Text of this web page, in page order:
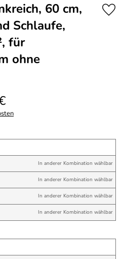
60 cm,
Schlaufe,
für
ohne
In anderer Kombination wählbar
In anderer Kombination wählbar
In anderer Kombination wählbar
In anderer Kombination wählbar